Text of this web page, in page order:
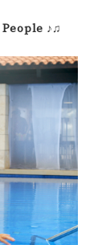
People ♪♫